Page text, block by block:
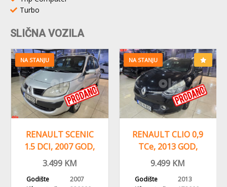
Turbo
SLIČNA VOZILA
NA STANJU
RENAULT CLIO 0,9
TCe, 2013 GOD,
NAVI,
9.499 KM
Godište
2013
NA STANJU
RENAULT CLIO 1.5
DCI, 2013 GODINA,
NAVIGACIJA
10.999KM
Godište
2012